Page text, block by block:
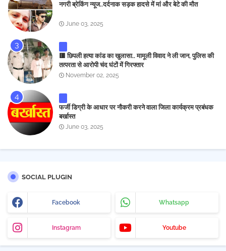
नगरी ब्रेकिंग न्यूज..दर्दनाक सड़क हादसे में मां और बेटे की मौत
June 03, 2025
🟥 छिपली हत्या कांड का खुलासा.. मामूली विवाद ने ली जान, पुलिस की
तत्परता से आरोपी चंद घंटों में गिरफ्तार
November 02, 2025
फर्जी डिग्री के आधार पर नौकरी करने वाला जिला कार्यक्रम प्रबंधक
बर्खास्त
June 03, 2025
SOCIAL PLUGIN
Facebook Whatsapp
Instagram Youtube